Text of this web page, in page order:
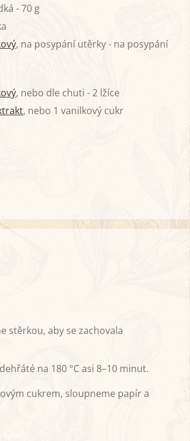
- 70 g
, na posypání utěrky - na posypání
, nebo dle chuti - 2 lžíce
, nebo 1 vanilkový cukr
stěrkou, aby se zachovala
na 180 °C asi 8–10 minut.
cukrem, sloupneme papír a